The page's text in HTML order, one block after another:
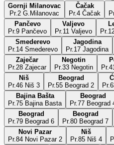
Gornji Milanovac
Pr.2 G.Milanovac
Čačak
Pr.4 Čačak
Pančevo
Pr.9 Pančevo
Valjevo
Pr.11 Valjevo
Smederevo
Pr.14 Smederevo
Jagodina
Pr.17 Jagodina
Zaječar
Pr.28 Zajecar
Negotin
Pr.33 Negotin
Niš
Pr.46 Niš 3
Beograd
Pr.55 Beograd 2
Bajina Bašta
Pr.75 Bajina Basta
Beograd
Pr.77 Beograd
Beograd
Pr.79 Beograd 6
Beograd
Pr.80 Beograd 7
Novi Pazar
Pr.84 Novi Pazar 2
Niš
Pr.85 Niš 4